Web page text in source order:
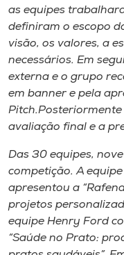
as equipes
definiram o escopo
visão, os valores, a
necessários. Em
externa e o grupo
em banner e pela
Pitch
avaliação final e a
Das 30 equipes,
competição. A
apresentou a
projetos
equipe Henry Ford
“Saúde no Prato: